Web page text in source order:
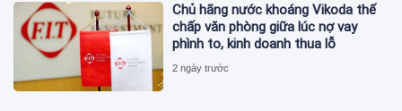
Chủ hãng nước khoáng Vikoda thế
chấp văn phòng giữa lúc nợ vay
phình to, kinh doanh thua lỗ
2 ngày trước